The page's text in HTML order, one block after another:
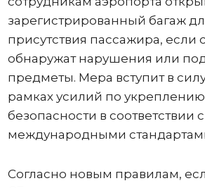
зарегистрированный багаж
присутствия пассажира, если
обнаружат нарушения или
предметы. Мера вступит в силу
рамках усилий по
безопасности в соответствии с
международными
Согласно новым правилам,